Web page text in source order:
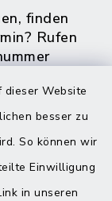
dieser Website
besser zu
So können wir
Einwilligung
in unseren
finden
Rufen